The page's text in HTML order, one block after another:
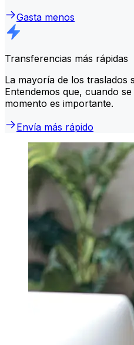
Gasta menos
Transferencias más rápidas
La mayoría de los traslados
Entendemos que, cuando
momento es importante.
Envía más rápido